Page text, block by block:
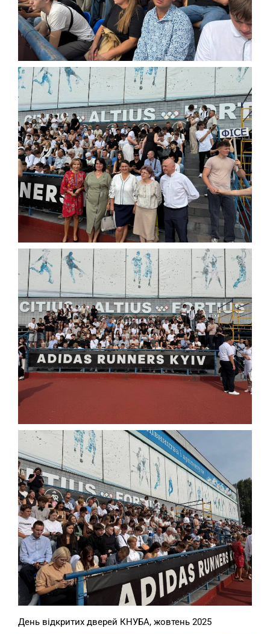
День відкритих дверей КНУБА, жовтень 2025